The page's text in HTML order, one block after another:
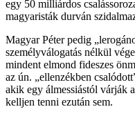
egy 50 milliárdos
magyaristák durván
Magyar Péter pedig
személyválogatás nélkül
mindent elmond fideszes
az ún. „ellenzékben
akik egy álmessiástól várják
kelljen tenni ezután sem.